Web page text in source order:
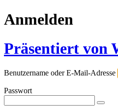
Anmelden
Präsentiert von
Benutzername oder E-Mail-Adresse
Passwort